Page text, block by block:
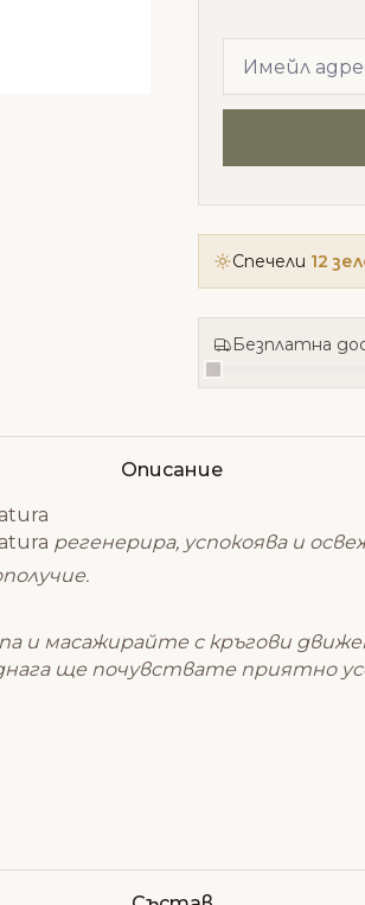
Спечели 12
Безплатна
Описание
регенерира, успокоява и
и масажирайте с кръгови
ще почувствате приятно